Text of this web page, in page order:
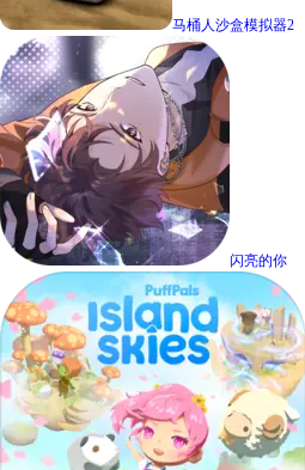
马桶人沙盒模拟器2
闪亮的你